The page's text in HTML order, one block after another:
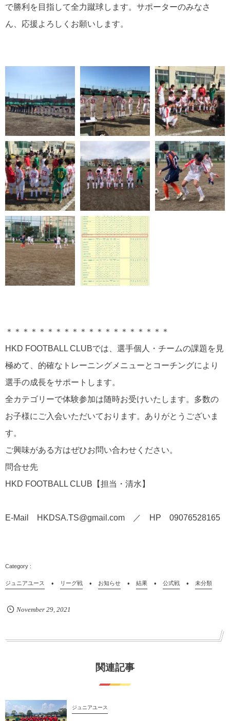
で勝利を目指して全力蹴球します。サポーターのみなさ
ん、応援よろしくお願いします。
＊＊＊＊＊＊＊＊＊＊＊＊＊＊＊＊＊＊＊＊
HKD FOOTBALL CLUBでは、選手個人・チームの課題を見
極めて、的確なトレーニングメニューとコーチングにより
選手の成長をサポートします。
全カテゴリーで体験参加は随時お受けいたします。多数の
お子様にご入会いただいております。ありがとうございま
す。
ご興味がある方はぜひお問い合わせください。
問合せ先
HKD FOOTBALL CLUB【担当・清水】
E-Mail HKDSA.TS@gmail.com ／ HP 09076528165
ジュニアユース リーグ戦 お知らせ 結果 公式戦 未分類
November 29, 2021
関連記事
ジュニアユース